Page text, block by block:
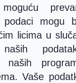
moguću
podaci mogu
licima u
naših
naših
Vaše